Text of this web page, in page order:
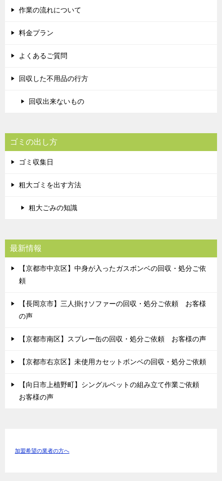
作業の流れについて
料金プラン
よくあるご質問
回収した不用品の行方
回収出来ないもの
ゴミの出し方
ゴミ収集日
粗大ゴミを出す方法
粗大ごみの知識
最新情報
【京都市中京区】中身が入ったガスボンベの回収・処分ご依
頼
【長岡京市】三人掛けソファーの回収・処分ご依頼 お客様
の声
【京都市南区】スプレー缶の回収・処分ご依頼 お客様の声
【京都市右京区】未使用カセットボンベの回収・処分ご依頼
【向日市上植野町】シングルベットの組み立て作業ご依頼
お客様の声
加盟希望の業者の方へ